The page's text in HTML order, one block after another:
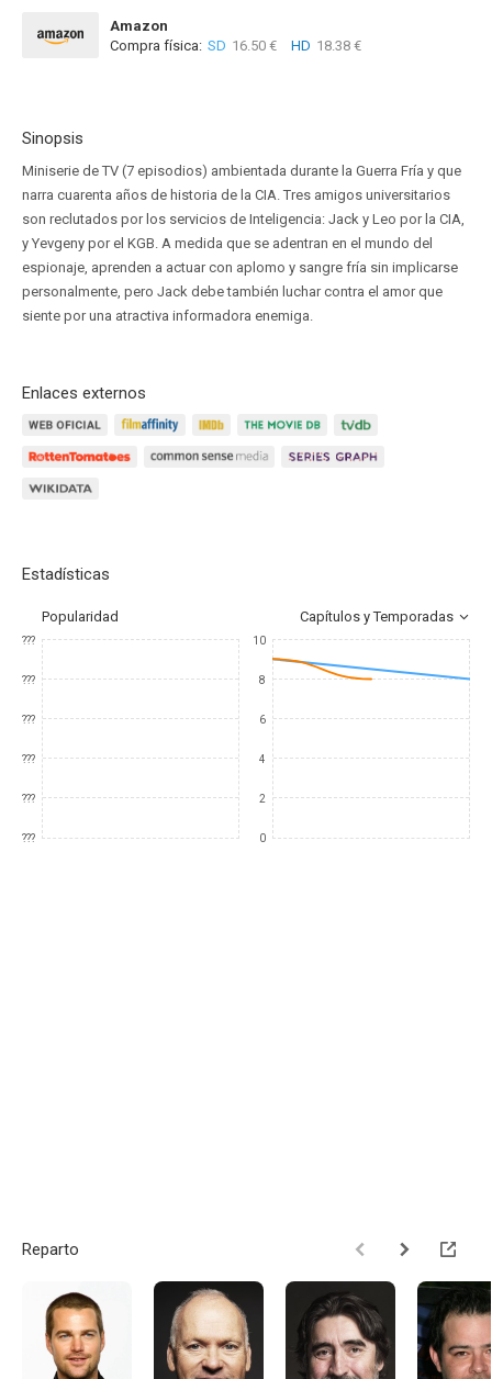
Amazon
Compra física: SD 16.50 € HD 18.38 €
Sinopsis
Miniserie de TV (7 episodios) ambientada durante la Guerra Fría y que
narra cuarenta años de historia de la CIA. Tres amigos universitarios
son reclutados por los servicios de Inteligencia: Jack y Leo por la CIA,
y Yevgeny por el KGB. A medida que se adentran en el mundo del
espionaje, aprenden a actuar con aplomo y sangre fría sin implicarse
personalmente, pero Jack debe también luchar contra el amor que
siente por una atractiva informadora enemiga.
Enlaces externos
Estadísticas
Popularidad Capítulos y Temporadas
???
???
???
???
???
???
10
8
6
4
2
0
Reparto